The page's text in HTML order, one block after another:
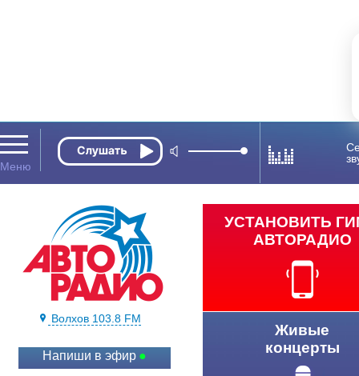
Волхов 103.8 FM
Напиши в эфир
УСТАНОВИТЬ
АВТОРАДИО
Живые
концерты